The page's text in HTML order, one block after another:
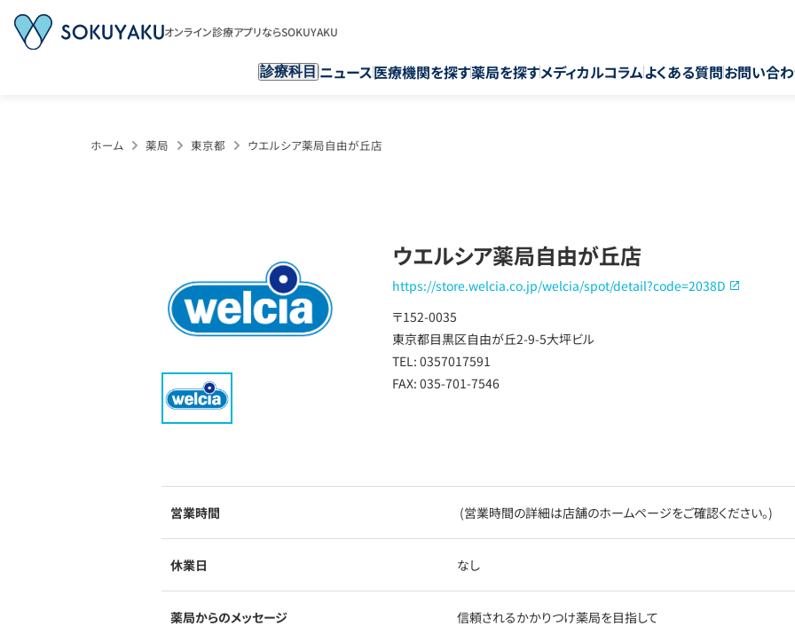
オンライン診療アプリならSOKUYAKU
診療科目 ニュース医療機関を探す薬局を探すメディカルコラムよくある質問お問い合
ホーム 薬局 東京都 ウエルシア薬局自由が丘店
ウエルシア薬局自由が丘店
https://store.welcia.co.jp/welcia/spot/detail?code=2038D
〒152-0035
東京都目黒区自由が丘2-9-5大坪ビル
TEL: 0357017591
FAX: 035-701-7546
営業時間 (営業時間の詳細は店舗のホームページをご確認ください。)
休業日 なし
薬局からのメッセージ 信頼されるかかりつけ薬局を目指して